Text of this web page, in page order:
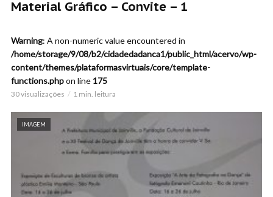
Material Gráfico – Convite – 1
Warning: A non-numeric value encountered in
/home/storage/9/08/b2/cidadedadanca1/public_html/acervo/wp-
content/themes/plataformasvirtuais/core/template-
functions.phpon line 175
30 visualizações 1 min. leitura
IMAGEM